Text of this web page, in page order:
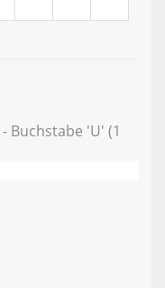
- Buchstabe 'U' (1